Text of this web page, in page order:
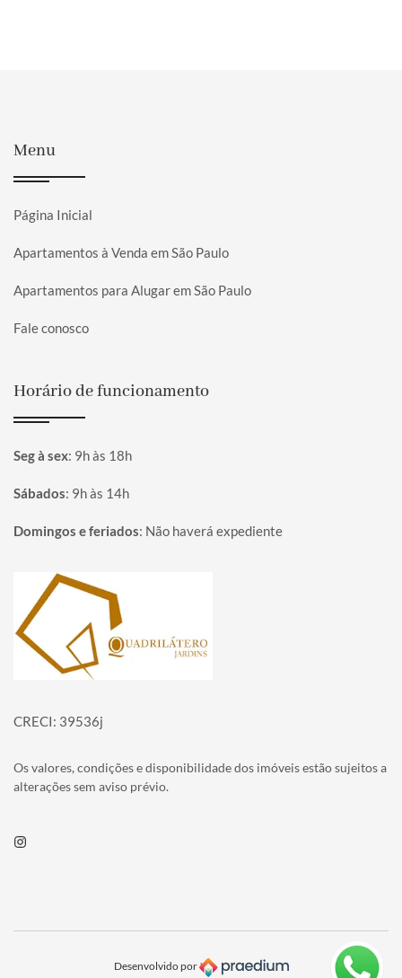
Menu
Página Inicial
Apartamentos à Venda em São Paulo
Apartamentos para Alugar em São Paulo
Fale conosco
Horário de funcionamento
Seg à sex: 9h às 18h
Sábados: 9h às 14h
Domingos e feriados: Não haverá expediente
Página inicial
CRECI: 39536j
Os valores, condições e disponibilidade dos imóveis estão sujeitos a
alterações sem aviso prévio.
Instagram
Desenvolvido por